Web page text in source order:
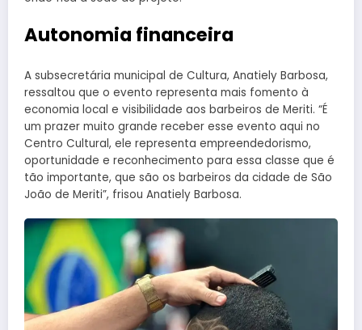
Autonomia financeira
A subsecretária municipal de Cultura, Anatiely Barbosa,
ressaltou que o evento representa mais fomento à
economia local e visibilidade aos barbeiros de Meriti. “É
um prazer muito grande receber esse evento aqui no
Centro Cultural, ele representa empreendedorismo,
oportunidade e reconhecimento para essa classe que é
tão importante, que são os barbeiros da cidade de São
João de Meriti”, frisou Anatiely Barbosa.